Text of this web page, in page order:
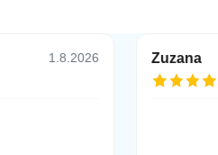
1.8.2026 Zuzana